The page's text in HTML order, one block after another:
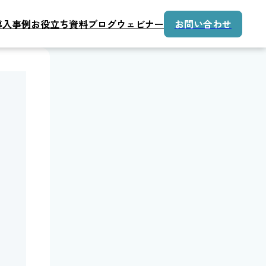
事例お役立ち資料ブログウェビナー お問い合わせ